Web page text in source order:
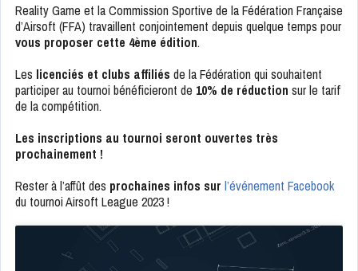
Reality Game et la Commission Sportive de la Fédération Française
d’Airsoft (FFA) travaillent conjointement depuis quelque temps pour
vous proposer cette 4ème édition.
Les licenciés et clubs affiliés de la Fédération qui souhaitent
participer au tournoi bénéficieront de 10% de réduction sur le tarif
de la compétition.
Les inscriptions au tournoi seront ouvertes très
prochainement !
Rester à l’affût des prochaines infos sur l’événement Facebook
du tournoi Airsoft League 2023 !